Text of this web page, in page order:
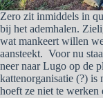
Zero zit inmiddels in
bij het ademhalen.
wat mankeert willen
aansteekt. Voor nu
neer naar Lugo op de
kattenorganisatie (?) is
hoeft ze niet te werken